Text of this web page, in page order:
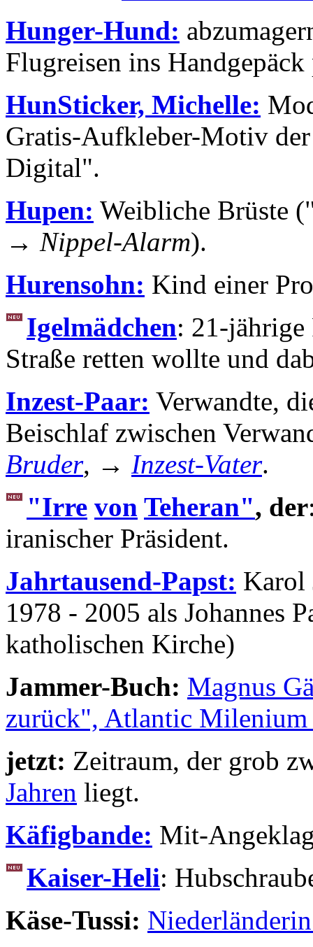
Hunger-Hund:
Flugreisen ins Handgepäck
HunSticker, Michelle:
Gratis-Aufkleber-Motiv
Digital".
Hupen: Weibliche Brüste
→ Nippel-Alarm).
Hurensohn: Kind einer
Igelmädchen: 21-jährige
Straße retten wollte und
Inzest-Paar: Verwandte,
Beischlaf zwischen
Bruder, → Inzest-Vater.
"Irre von Teheran", der
iranischer Präsident.
Jahrtausend-Papst: Karol
1978 - 2005 als Johannes
katholischen Kirche)
Jammer-Buch: Magnus
zurück", Atlantic Milenium
jetzt: Zeitraum, der grob
Jahren liegt.
Käfigbande: Mit-
Kaiser-Heli:
Käse-Tussi: